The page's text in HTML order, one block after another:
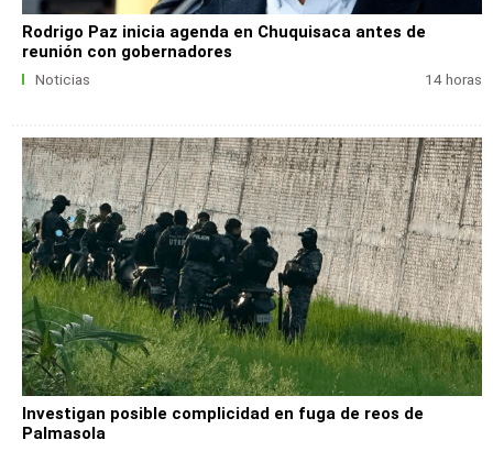
Rodrigo Paz inicia agenda en Chuquisaca antes de
reunión con gobernadores
Noticias 14 horas
Investigan posible complicidad en fuga de reos de
Palmasola